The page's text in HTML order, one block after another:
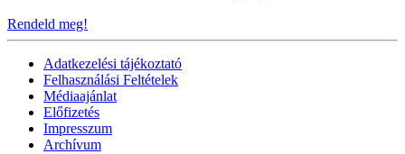
Rendeld meg!
Adatkezelési tájékoztató
Felhasználási Feltételek
Médiaajánlat
Előfizetés
Impresszum
Archívum